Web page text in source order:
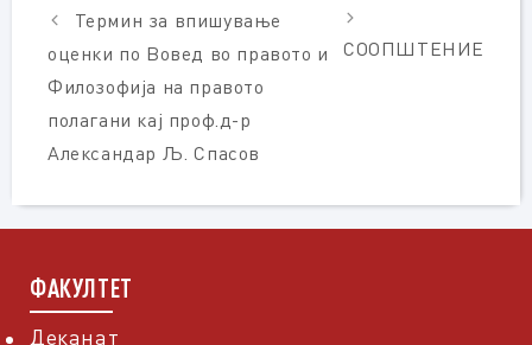
Термин за впишување
оценки по Вовед во правото и
Филозофија на правото
полагани кај проф.д-р
Александар Љ. Спасов
СООПШТЕНИЕ
ФАКУЛТЕТ
Деканат